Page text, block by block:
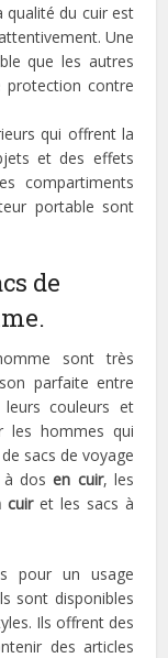
qualité du cuir est
Une
que les autres
protection contre
qui offrent la
et des effets
compartiments
portable sont
de
sont très
parfaite entre
couleurs et
les hommes qui
sacs de voyage
à dosen cuir, les
cuiret les sacs à
pour un usage
sont disponibles
Ils offrent des
des articles